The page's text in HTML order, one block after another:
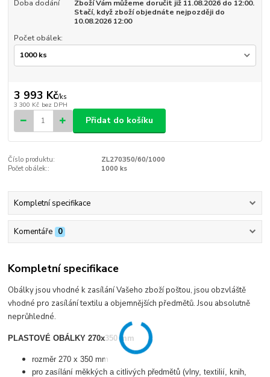
Doba dodání
Zboží Vám můžeme doručit již 11.08.2026 do 12:00.
Stačí, když zboží objednáte nejpozději do
10.08.2026 12:00
Počet obálek:
3 993 Kč/ks
3 300 Kč bez DPH
Přidat do košíku
Číslo produktu:
ZL270350/60/1000
Počet obálek::
1000 ks
Kompletní specifikace
Komentáře 0
Kompletní specifikace
Obálky jsou vhodné k zasílání Vašeho zboží poštou, jsou obzvláště
vhodné pro zasílání textilu a objemnějších předmětů. Jsou absolutně
neprůhledné.
PLASTOVÉ OBÁLKY 270x350 mm
rozměr 270 x 350 mm
pro zasílání měkkých a citlivých předmětů (vlny, textilií, knih,